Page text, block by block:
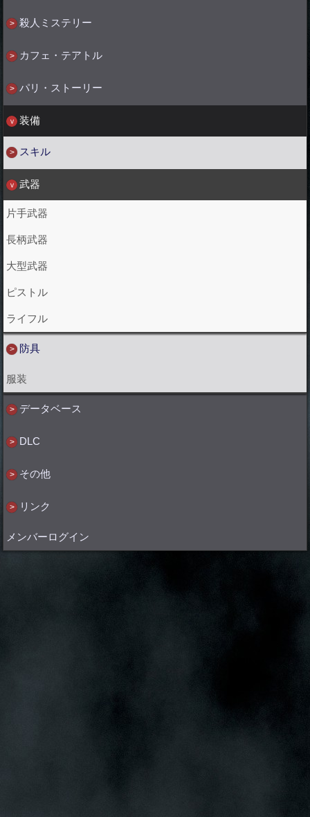
殺人ミステリー
カフェ・テアトル
パリ・ストーリー
装備
スキル
武器
片手武器
長柄武器
大型武器
ピストル
ライフル
防具
服装
データベース
DLC
その他
リンク
メンバーログイン